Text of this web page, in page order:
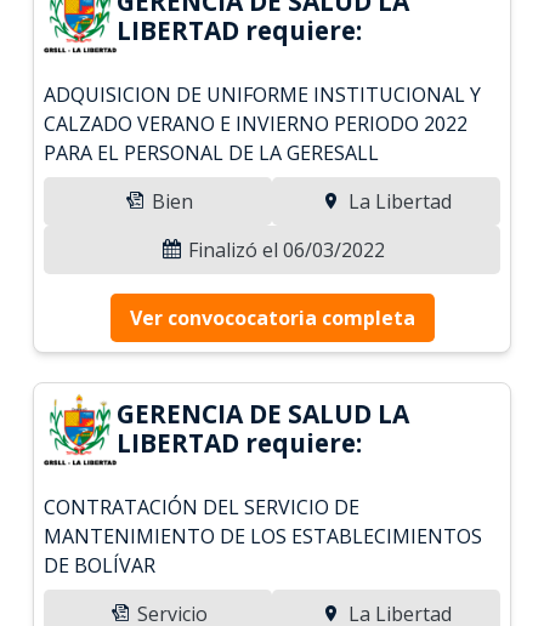
LIBERTAD requiere:
ADQUISICION DE UNIFORME INSTITUCIONAL Y
CALZADO VERANO E INVIERNO PERIODO 2022
PARA EL PERSONAL DE LA GERESALL
Bien
La Libertad
Finalizó el 06/03/2022
Ver convococatoria completa
GERENCIA DE SALUD LA
LIBERTAD requiere:
CONTRATACIÓN DEL SERVICIO DE
MANTENIMIENTO DE LOS ESTABLECIMIENTOS
DE BOLÍVAR
Servicio
La Libertad